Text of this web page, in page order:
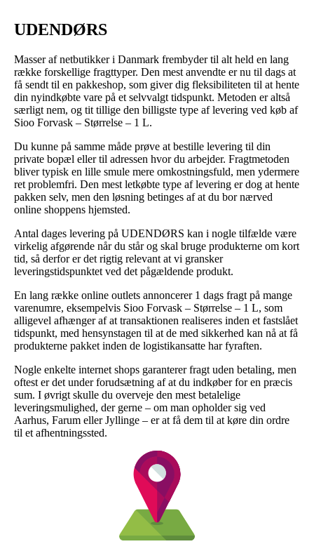
UDENDØRS
Masser af netbutikker i Danmark frembyder til alt held en lang
række forskellige fragttyper. Den mest anvendte er nu til dags at
få sendt til en pakkeshop, som giver dig fleksibiliteten til at hente
din nyindkøbte vare på et selvvalgt tidspunkt. Metoden er altså
særligt nem, og tit tillige den billigste type af levering ved køb af
Sioo Forvask – Størrelse – 1 L.
Du kunne på samme måde prøve at bestille levering til din
private bopæl eller til adressen hvor du arbejder. Fragtmetoden
bliver typisk en lille smule mere omkostningsfuld, men ydermere
ret problemfri. Den mest letkøbte type af levering er dog at hente
pakken selv, men den løsning betinges af at du bor nærved
online shoppens hjemsted.
Antal dages levering på UDENDØRS kan i nogle tilfælde være
virkelig afgørende når du står og skal bruge produkterne om kort
tid, så derfor er det rigtig relevant at vi gransker
leveringstidspunktet ved det pågældende produkt.
En lang række online outlets annoncerer 1 dags fragt på mange
varenumre, eksempelvis Sioo Forvask – Størrelse – 1 L, som
alligevel afhænger af at transaktionen realiseres inden et fastslået
tidspunkt, med hensynstagen til at de med sikkerhed kan nå at få
produkterne pakket inden de logistikansatte har fyraften.
Nogle enkelte internet shops garanterer fragt uden betaling, men
oftest er det under forudsætning af at du indkøber for en præcis
sum. I øvrigt skulle du overveje den mest betalelige
leveringsmulighed, der gerne – om man opholder sig ved
Aarhus, Farum eller Jyllinge – er at få dem til at køre din ordre
til et afhentningssted.